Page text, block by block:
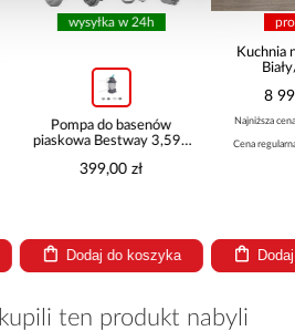
wysyłka w 24h
Pompa do basenów
piaskowa Bestway 3,596
399,00 zł
Dodaj do koszyka
Kuchnia
8
Najniższa
Cena
ten produkt nabyli